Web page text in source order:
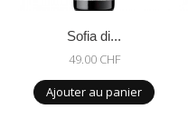
Sofia di...
49.00 CHF
Ajouter au panier